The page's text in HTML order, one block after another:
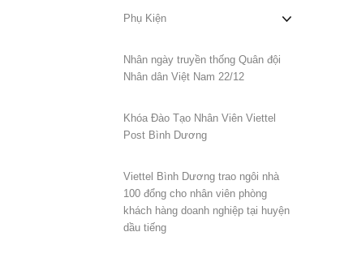
Phụ Kiện
Nhân ngày truyền thống Quân đội
Nhân dân Việt Nam 22/12
Khóa Đào Tạo Nhân Viên Viettel
Post Bình Dương
Viettel Bình Dương trao ngôi nhà
100 đổng cho nhân viên phòng
khách hàng doanh nghiệp tại huyện
dầu tiếng